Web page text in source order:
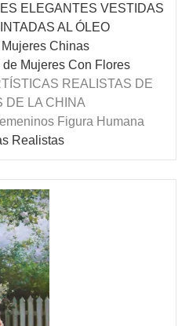
ELEGANTES VESTIDAS
AL ÓLEO
Chinas
Mujeres Con Flores
REALISTAS DE
DE LA CHINA
Figura Humana
Realistas